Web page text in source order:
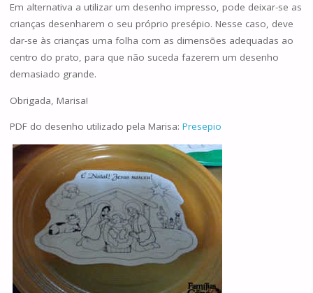
Em alternativa a utilizar um desenho impresso, pode deixar-se as
crianças desenharem o seu próprio presépio. Nesse caso, deve
dar-se às crianças uma folha com as dimensões adequadas ao
centro do prato, para que não suceda fazerem um desenho
demasiado grande.
Obrigada, Marisa!
PDF do desenho utilizado pela Marisa: Presepio